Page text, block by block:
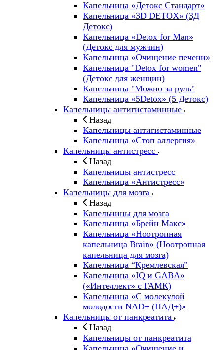
Капельница «Детокс Стандарт»
Капельница «3D DETOX» (3Д
Детокс)
Капельница «Detox for Man»
(Детокс для мужчин)
Капельница «Очищение печени»
Капельница "Detox for women"
(Детокс для женщин)
Капельница "Можно за руль"
Капельница «5Detox» (5 Детокс)
Капельницы антигистаминные
Назад
Капельницы антигистаминные
Капельница «Стоп аллергия»
Капельницы антистресс
Назад
Капельницы антистресс
Капельница «Антистресс»
Капельницы для мозга
Назад
Капельницы для мозга
Капельница «Брейн Макс»
Капельница «Ноотропная
капельница Brain» (Ноотропная
капельница для мозга)
Капельница “Кремлевская”
Капельница «IQ и GABA»
(«Интеллект» с ГАМК)
Капельница «С молекулой
молодости NAD+ (НАД+)»
Капельницы от панкреатита
Назад
Капельницы от панкреатита
Капельница «Очищение и